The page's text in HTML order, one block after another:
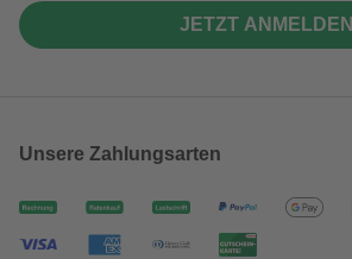
JETZT ANMELDEN
Unsere Zahlungsarten